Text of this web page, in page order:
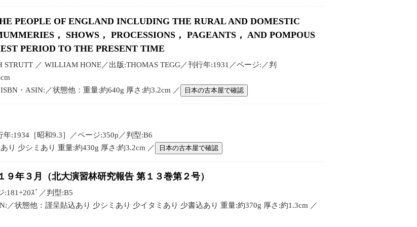
PEOPLE OF ENGLAND INCLUDING THE RURAL AND DOMESTIC
， SHOWS， PROCESSIONS， PAGEANTS， AND POMPOUS
PERIOD TO THE PRESENT TIME
STRUTT ／ WILLIAM HONE／出版:THOMAS TEGG／刊行年:1931／ページ:／判
・ASIN:／状態他：重量:約640g 厚さ:約3.2cm ／
日本の古本屋で確認
:1934［昭和9.3］／ページ:350p／判型:B6
り 少シミあり 重量:約430g 厚さ:約3.2cm ／
日本の古本屋で確認
年３月（北大演習林研究報告 第１３巻第２号）
:181+20ｽﾞ／判型:B5
／状態他：謹呈貼込あり 少シミあり 少イタミあり 少書込あり 重量:約370g 厚さ:約1.3cm ／